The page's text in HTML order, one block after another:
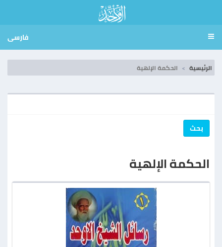
فارسی
الرئيسية الحكمة الإلهية
بحث
الحكمة الإلهية